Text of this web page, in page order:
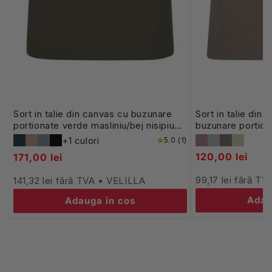
Sort in talie din canvas cu buzunare
portionate verde masliniu/bej nisipiu
V404221B +1 culori 5.0 (1)
171,00 lei
141,32 lei fără TVA • VELILLA
Adauga in cos
Sort in talie din
buzunare
120,00 lei
99,17 lei fără